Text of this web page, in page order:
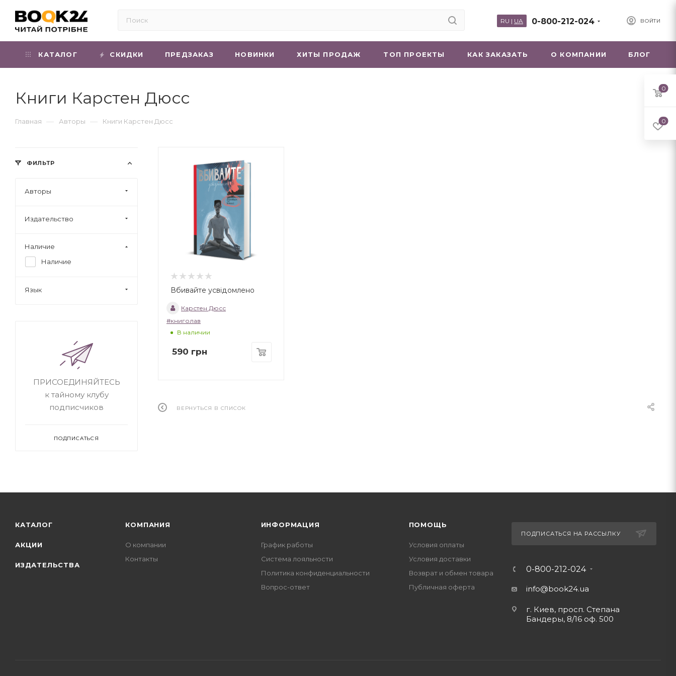
ВОЙТИ
0-800-212-024
RU | UA
КАТАЛОГ СКИДКИ ПРЕДЗАКАЗ НОВИНКИ ХИТЫ ПРОДАЖ ТОП ПРОЕКТЫ КАК ЗАКАЗАТЬ О КОМПАНИИ БЛОГ
Книги Карстен Дюсс
Главная — Авторы — Книги Карстен Дюсс
Вбивайте усвідомлено
Карстен Дюсс
#книголав
В наличии
590 грн
ВЕРНУТЬСЯ В СПИСОК
ФИЛЬТР
Авторы
Издательство
Наличие
Наличие
Язык
ПРИСОЕДИНЯЙТЕСЬ
к тайному клубу
подписчиков
ПОДПИСАТЬСЯ
КАТАЛОГ
АКЦИИ
ИЗДАТЕЛЬСТВА
КОМПАНИЯ
О компании
Контакты
ИНФОРМАЦИЯ
График работы
Система лояльности
Политика конфиденциальности
Вопрос-ответ
ПОМОЩЬ
Условия оплаты
Условия доставки
Возврат и обмен товара
Публичная оферта
ПОДПИСАТЬСЯ НА РАССЫЛКУ
0-800-212-024
info@book24.ua
г. Киев, просп. Степана
Бандеры, 8/16 оф. 500
0
0